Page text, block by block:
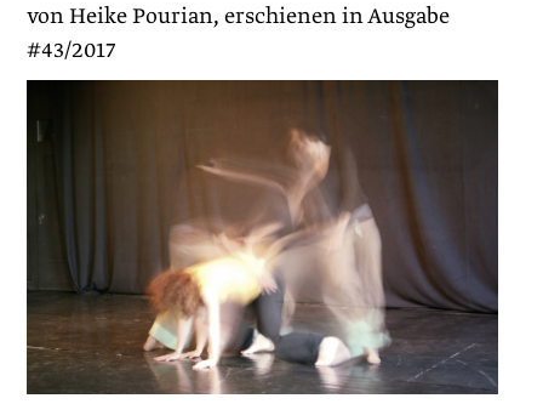
von Heike Pourian, erschienen in Ausgabe
#43/2017